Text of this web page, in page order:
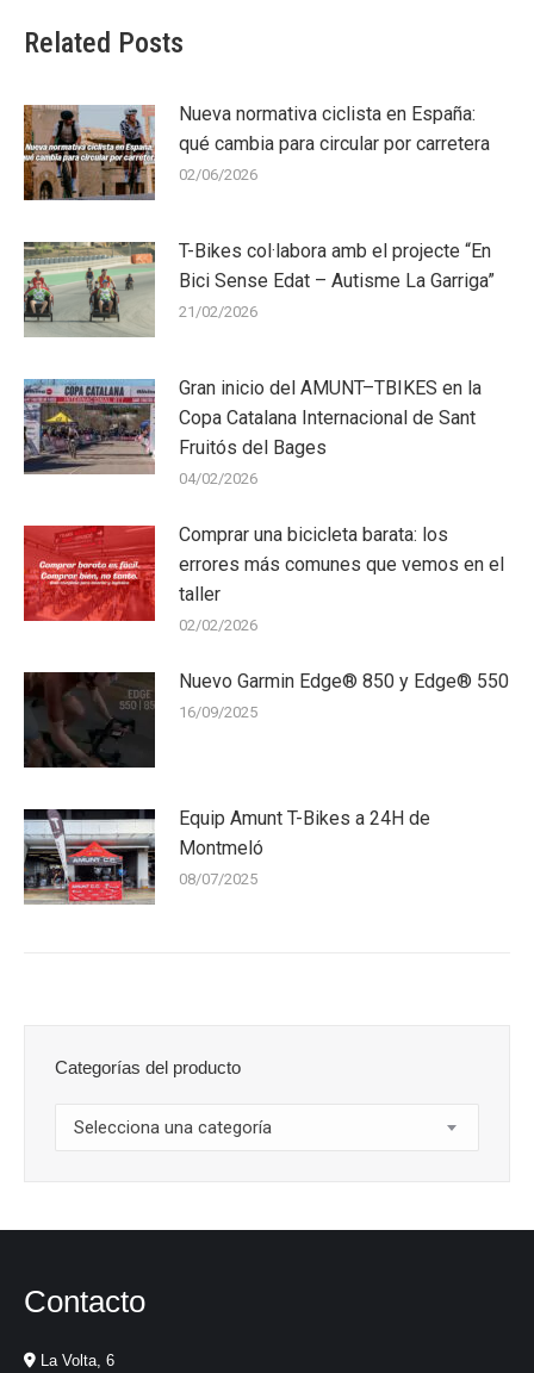
Related Posts
Nueva normativa ciclista en España:
qué cambia para circular por carretera
02/06/2026
T-Bikes col·labora amb el projecte “En
Bici Sense Edat – Autisme La Garriga”
21/02/2026
Gran inicio del AMUNT–TBIKES en la
Copa Catalana Internacional de Sant
Fruitós del Bages
04/02/2026
Comprar una bicicleta barata: los
errores más comunes que vemos en el
taller
02/02/2026
Nuevo Garmin Edge® 850 y Edge® 550
16/09/2025
Equip Amunt T-Bikes a 24H de
Montmeló
08/07/2025
Categorías del producto
Selecciona una categoría
Contacto
La Volta, 6